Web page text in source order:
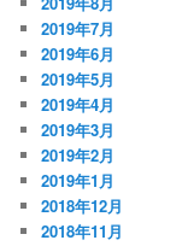
2019年7月
2019年6月
2019年5月
2019年4月
2019年3月
2019年2月
2019年1月
2018年12月
2018年11月